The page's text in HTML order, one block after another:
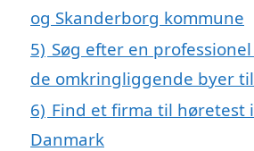
og Skanderborg kommune
5) Søg efter en
de omkringliggende byer
6) Find et firma til høretest
Danmark